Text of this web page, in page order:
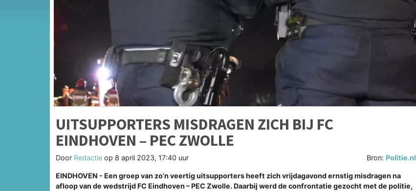
UITSUPPORTERS MISDRAGEN ZICH BIJ FC
EINDHOVEN – PEC ZWOLLE
Door Redactie op 8 april 2023, 17:40 uur Bron: Politie.nl
EINDHOVEN - Een groep van zo’n veertig uitsupporters heeft zich vrijdagavond ernstig misdragen na
afloop van de wedstrijd FC Eindhoven – PEC Zwolle. Daarbij werd de confrontatie gezocht met de politie,